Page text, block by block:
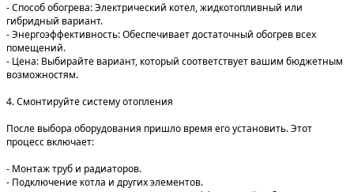
- Способ обогрева: Электрический котел, жидкотопливный или
гибридный вариант.
- Энергоэффективность: Обеспечивает достаточный обогрев всех
помещений.
- Цена: Выбирайте вариант, который соответствует вашим бюджетным
возможностям.
4. Смонтируйте систему отопления
После выбора оборудования пришло время его установить. Этот
процесс включает:
- Монтаж труб и радиаторов.
- Подключение котла и других элементов.